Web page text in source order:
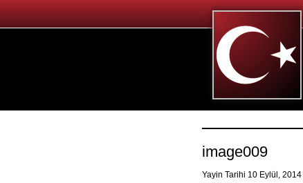
image009
Yayin Tarihi 10 Eylül, 2014